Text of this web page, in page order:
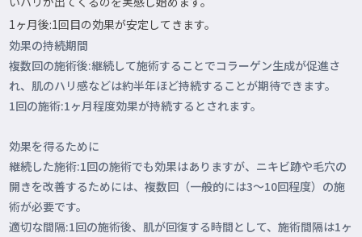
1ヶ月後:1回目の効果が安定してきます。
効果の持続期間
複数回の施術後:継続して施術することでコラーゲン生成が促進さ
れ、肌のハリ感などは約半年ほど持続することが期待できます。
1回の施術:1ヶ月程度効果が持続するとされます。
効果を得るために
継続した施術:1回の施術でも効果はありますが、ニキビ跡や毛穴の
開きを改善するためには、複数回（一般的には3〜10回程度）の施
術が必要です。
適切な間隔:1回の施術後、肌が回復する時間として、施術間隔は1ヶ